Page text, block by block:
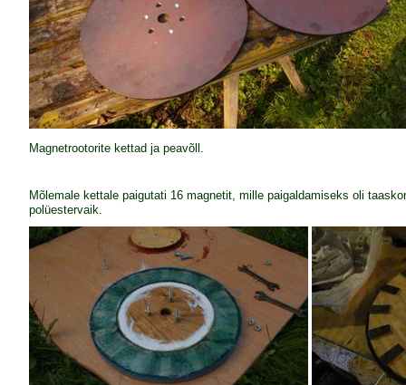
Magnetrootorite kettad ja peavõll.
Mõlemale kettale paigutati 16 magnetit, mille paigaldamiseks oli
polüestervaik.